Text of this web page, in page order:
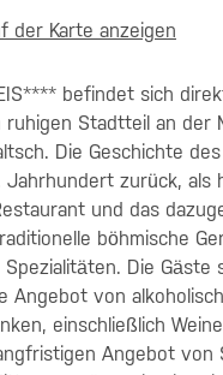
der Karte anzeigen
befindet sich
Stadtteil an der
Die Geschichte
Jahrhundert zurück, als
und das
böhmische
Die Gäste
Angebot von
einschließlich
Angebot von